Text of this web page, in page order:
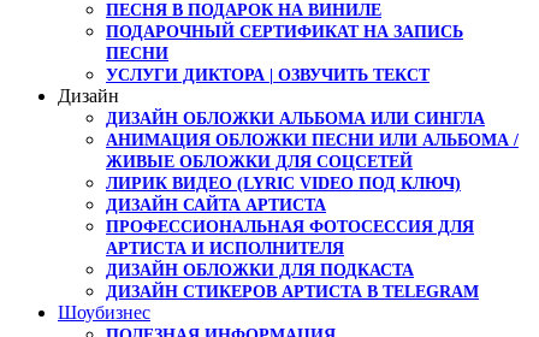
ПЕСНЯ В ПОДАРОК НА ВИНИЛЕ
ПОДАРОЧНЫЙ СЕРТИФИКАТ НА ЗАПИСЬ
ПЕСНИ
УСЛУГИ ДИКТОРА | ОЗВУЧИТЬ ТЕКСТ
Дизайн
ДИЗАЙН ОБЛОЖКИ АЛЬБОМА ИЛИ СИНГЛА
АНИМАЦИЯ ОБЛОЖКИ ПЕСНИ ИЛИ АЛЬБОМА /
ЖИВЫЕ ОБЛОЖКИ ДЛЯ СОЦСЕТЕЙ
ЛИРИК ВИДЕО (LYRIC VIDEO ПОД КЛЮЧ)
ДИЗАЙН САЙТА АРТИСТА
ПРОФЕССИОНАЛЬНАЯ ФОТОСЕССИЯ ДЛЯ
АРТИСТА И ИСПОЛНИТЕЛЯ
ДИЗАЙН ОБЛОЖКИ ДЛЯ ПОДКАСТА
ДИЗАЙН СТИКЕРОВ АРТИСТА В TELEGRAM
Шоубизнес